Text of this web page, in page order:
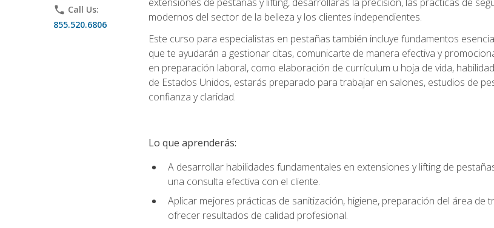
phone Call Us:
855.520.6806
modernos del sector de la belleza y los clientes independientes.
Este curso para especialistas en pestañas también incluye fundamentos
que te ayudarán a gestionar citas, comunicarte de manera efectiva y
en preparación laboral, como elaboración de currículum u hoja de vida,
de Estados Unidos, estarás preparado para trabajar en salones, estudios de
confianza y claridad.
Lo que aprenderás:
A desarrollar habilidades fundamentales en extensiones y lifting de
una consulta efectiva con el cliente.
Aplicar mejores prácticas de sanitización, higiene, preparación del área
ofrecer resultados de calidad profesional.